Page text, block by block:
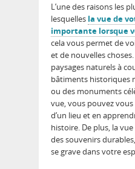
L’une des raisons les
lesquelles la vue de
importante lorsque
cela vous permet de
et de nouvelles
paysages naturels à
bâtiments historiques
ou des monuments
vue, vous pouvez
d’un lieu et en
histoire. De plus, la
des souvenirs
se grave dans votre